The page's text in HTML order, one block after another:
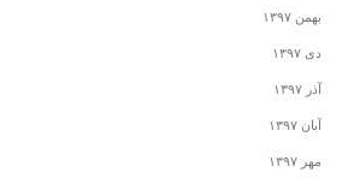
بهمن ۱۳۹۷
دی ۱۳۹۷
آذر ۱۳۹۷
آبان ۱۳۹۷
مهر ۱۳۹۷